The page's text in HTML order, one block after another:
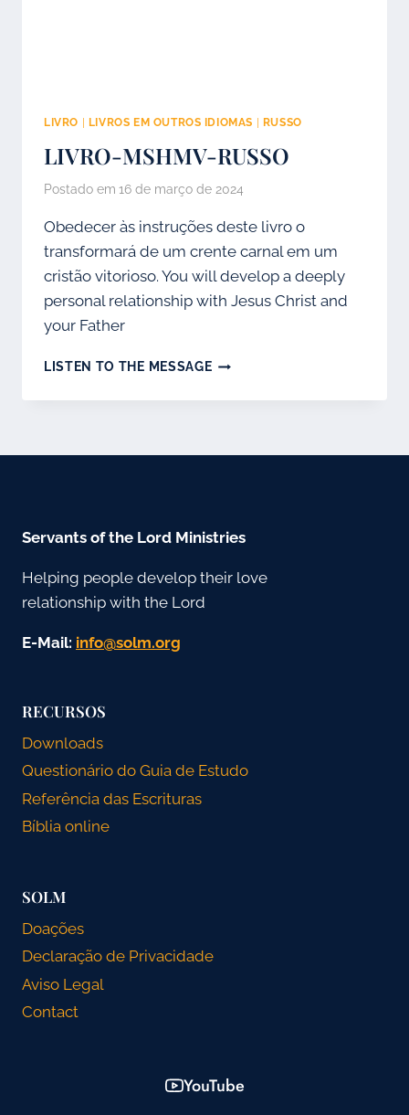
LIVRO LIVROS EM OUTROS IDIOMAS RUSSO
LIVRO-MSHMV-RUSSO
Postado em 16 de março de 2024
Obedecer às instruções deste livro o
transformará de um crente carnal em um
cristão vitorioso. You will develop a deeply
personal relationship with Jesus Christ and
your Father
LISTEN TO THE MESSAGELIVRO-
RUSSO
Servants of the Lord Ministries
Helping people develop their love
relationship with the Lord
E-Mail: gro.mlos@ofni
RECURSOS
Downloads
Questionário do Guia de Estudo
Referência das Escrituras
Bíblia online
SOLM
Doações
Declaração de Privacidade
Aviso Legal
Contact
YouTube